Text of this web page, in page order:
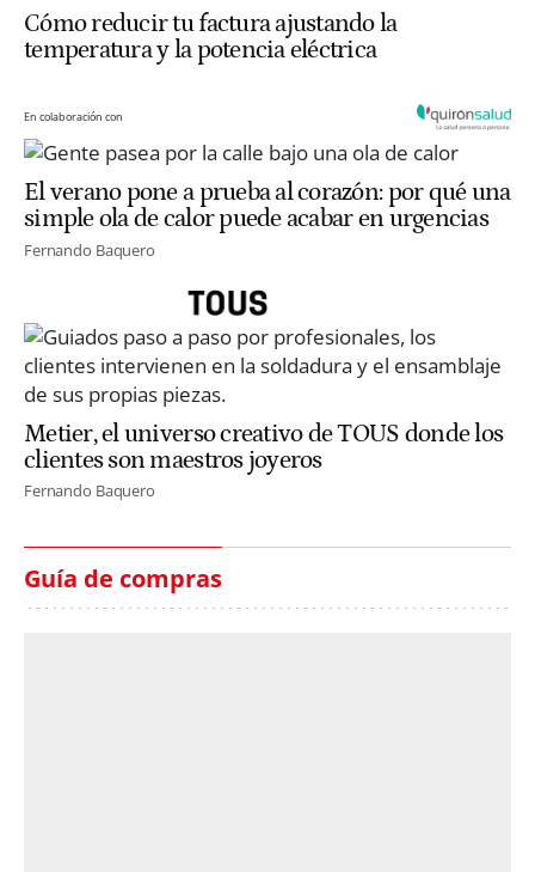
Cómo reducir tu factura ajustando la
temperatura y la potencia eléctrica
En colaboración con
El verano pone a prueba al corazón: por qué una
simple ola de calor puede acabar en urgencias
Fernando Baquero
Metier, el universo creativo de TOUS donde los
clientes son maestros joyeros
Fernando Baquero
Guía de compras